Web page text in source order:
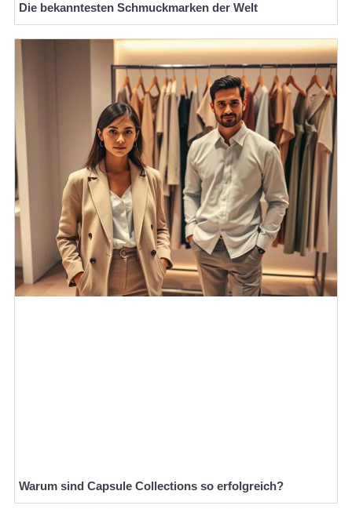
Die bekanntesten Schmuckmarken der Welt
Warum sind Capsule Collections so erfolgreich?